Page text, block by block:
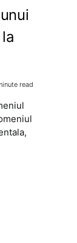
read